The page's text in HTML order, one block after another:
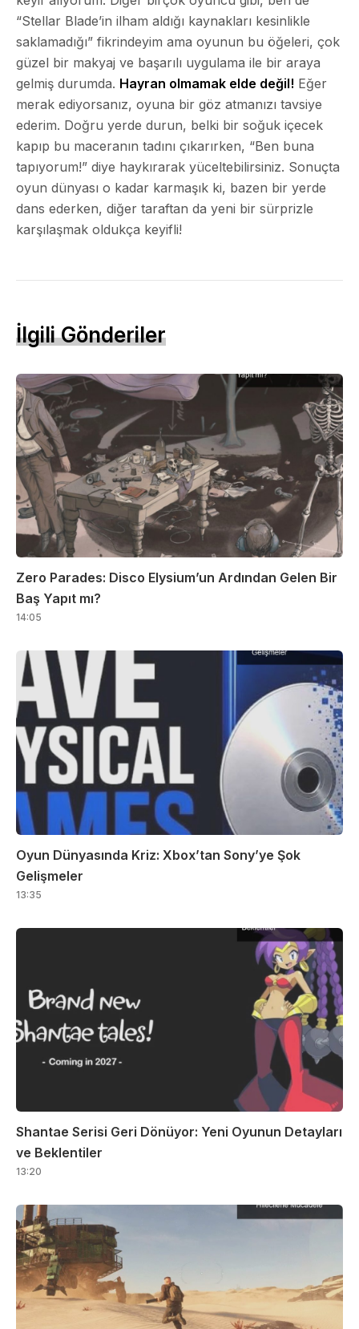
“Stellar Blade’in ilham aldığı kaynakları kesinlikle
saklamadığı” fikrindeyim ama oyunun bu öğeleri, çok
güzel bir makyaj ve başarılı uygulama ile bir araya
gelmiş durumda. Hayran olmamak elde değil! Eğer
merak ediyorsanız, oyuna bir göz atmanızı tavsiye
ederim. Doğru yerde durun, belki bir soğuk içecek
kapıp bu maceranın tadını çıkarırken, “Ben buna
tapıyorum!” diye haykırarak yüceltebilirsiniz. Sonuçta
oyun dünyası o kadar karmaşık ki, bazen bir yerde
dans ederken, diğer taraftan da yeni bir sürprizle
karşılaşmak oldukça keyifli!
İlgili Gönderiler
Zero Parades: Disco Elysium’un Ardından Gelen Bir
Baş Yapıt mı?
14:05
Oyun Dünyasında Kriz: Xbox’tan Sony’ye Şok
Gelişmeler
13:35
Shantae Serisi Geri Dönüyor: Yeni Oyunun Detayları
ve Beklentiler
13:20